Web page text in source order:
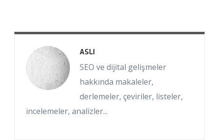
ASLI
SEO ve dijital gelişmeler
hakkında makaleler,
derlemeler, çeviriler, listeler,
incelemeler, analizler...